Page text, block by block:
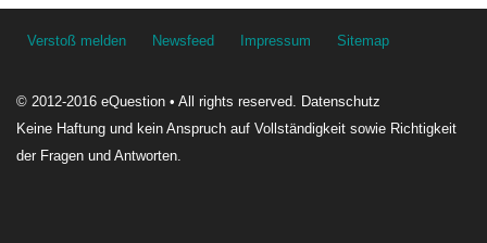
Verstoß melden Newsfeed Impressum Sitemap
Teilnahme Richtlinien Datenschutzerklärung
© 2012-2016 eQuestion • All rights reserved. Datenschutz
Keine Haftung und kein Anspruch auf Vollständigkeit sowie Richtigkeit
der Fragen und Antworten.